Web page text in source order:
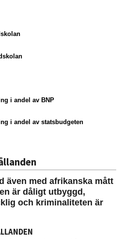
i andel av BNP
i andel av statsbudgeten
även med afrikanska mått
är dåligt utbyggd,
och kriminaliteten är